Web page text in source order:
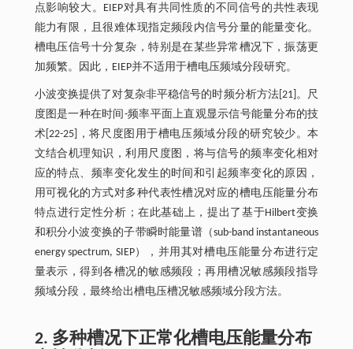
点影响较大。EIEP对具有共同性质的不同信号的共性表现
能力有限，且很难体现指定频段内信号分量的能量变化。
槽电压信号十分复杂，特别是在某些异常槽况下，振荡更
加频繁。因此，EIEP并不适用于槽电压频域分段研究。
小波变换提供了对复杂非平稳信号的时频分析方法[21]。尺
度图是一种在时间-频率平面上直观显示信号能量分布的技
术[22-25]，将尺度图用于槽电压频域分段的研究较少。本
文结合机理知识，利用尺度图，将与信号的频率变化相对
应的特点、频率变化发生的时间和引起频率变化的原因，
用可视化的方式对多种代表性槽况对应的槽电压能量分布
特点进行定性分析；在此基础上，提出了基于Hilbert变换
和积分小波变换的子带瞬时能量谱（sub-band instantaneous
energy spectrum, SIEP），并用其对槽电压能量分布进行定
量表示，得到各槽况的敏感频段；再用槽况敏感频段指导
频域分段，最终给出槽电压槽况敏感频域分段方法。
2. 多种槽况下正常化槽电压能量分布